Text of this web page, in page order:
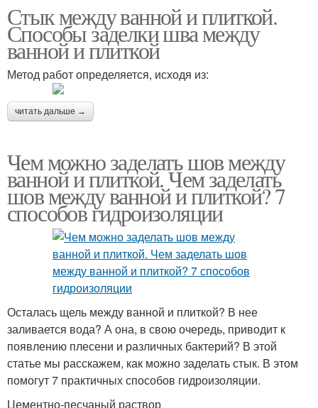
Стык между ванной и плиткой.
Способы заделки шва между
ванной и плиткой
Метод работ определяется, исходя из:
читать дальше →
Чем можно заделать шов между
ванной и плиткой. Чем заделать
шов между ванной и плиткой? 7
способов гидроизоляции
Осталась щель между ванной и плиткой? В нее
заливается вода? А она, в свою очередь, приводит к
появлению плесени и различных бактерий? В этой
статье мы расскажем, как можно заделать стык. В этом
помогут 7 практичных способов гидроизоляции.
Цементно-песчаный раствор